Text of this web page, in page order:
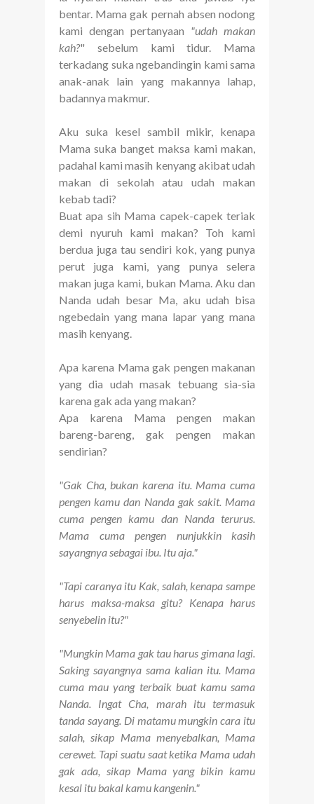
bentar. Mama gak pernah absen nodong
kami dengan pertanyaan "udah makan
kah?" sebelum kami tidur. Mama
terkadang suka ngebandingin kami sama
anak-anak lain yang makannya lahap,
badannya makmur.
Aku suka kesel sambil mikir, kenapa
Mama suka banget maksa kami makan,
padahal kami masih kenyang akibat udah
makan di sekolah atau udah makan
kebab tadi?
Buat apa sih Mama capek-capek teriak
demi nyuruh kami makan? Toh kami
berdua juga tau sendiri kok, yang punya
perut juga kami, yang punya selera
makan juga kami, bukan Mama. Aku dan
Nanda udah besar Ma, aku udah bisa
ngebedain yang mana lapar yang mana
masih kenyang.
Apa karena Mama gak pengen makanan
yang dia udah masak tebuang sia-sia
karena gak ada yang makan?
Apa karena Mama pengen makan
bareng-bareng, gak pengen makan
sendirian?
"Gak Cha, bukan karena itu. Mama cuma
pengen kamu dan Nanda gak sakit. Mama
cuma pengen kamu dan Nanda terurus.
Mama cuma pengen nunjukkin kasih
sayangnya sebagai ibu. Itu aja."
"Tapi caranya itu Kak, salah, kenapa sampe
harus maksa-maksa gitu? Kenapa harus
senyebelin itu?"
"Mungkin Mama gak tau harus gimana lagi.
Saking sayangnya sama kalian itu. Mama
cuma mau yang terbaik buat kamu sama
Nanda. Ingat Cha, marah itu termasuk
tanda sayang. Di matamu mungkin cara itu
salah, sikap Mama menyebalkan, Mama
cerewet. Tapi suatu saat ketika Mama udah
gak ada, sikap Mama yang bikin kamu
kesal itu bakal kamu kangenin."